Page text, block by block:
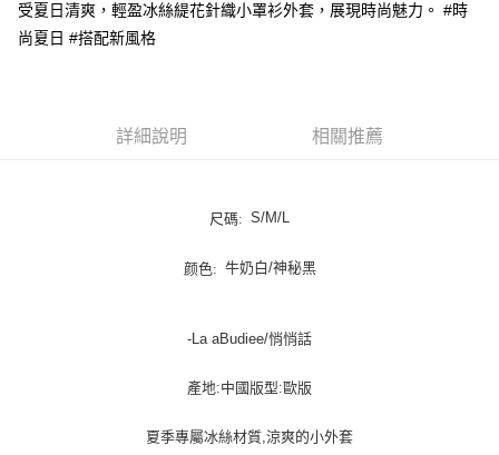
付款後全家純取貨
每筆NT$100，滿NT$1,000(含以上)免運費
每筆NT$100，滿NT$1,000(含以上)免運費
受夏日清爽，輕盈冰絲緹花針織小罩衫外套，展現時尚魅力。 #時
尚夏日 #搭配新風格
詳細說明 相關推薦
尺碼: S/M/L
颜色: 牛奶白/神秘黑
-La aBudiee/悄悄話
產地:中國版型:歐版
夏季專屬冰絲材質,涼爽的小外套